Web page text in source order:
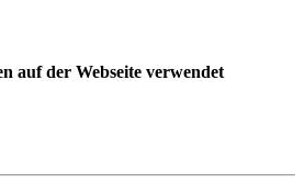
auf der Webseite verwendet